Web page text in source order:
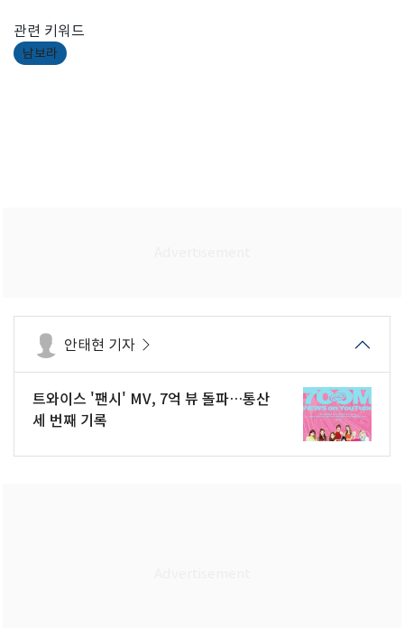
관련 키워드
남보라
안태현 기자
트와이스 '팬시' MV, 7억 뷰 돌파…통산
세 번째 기록